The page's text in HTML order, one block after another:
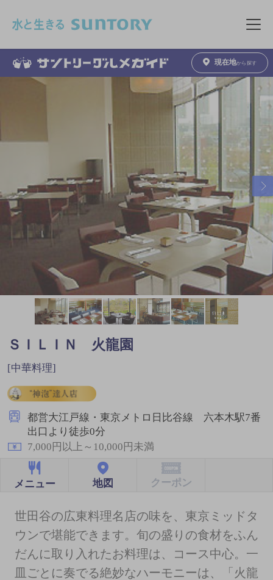
メニュ
現在地から探す
ＳＩＬＩＮ 火龍園
[中華料理]
都営大江戸線・東京メトロ日比谷線 六本木駅7番
出口より徒歩0分
7,000円以上～10,000円未満
メニュー 地図 クーポン
世田谷の広東料理名店の味を、東京ミッドタ
ウンで堪能できます。旬の盛りの食材をふん
だんに取り入れたお料理は、コース中心。一
皿ごとに奏でる絶妙なハーモニーは、「火龍